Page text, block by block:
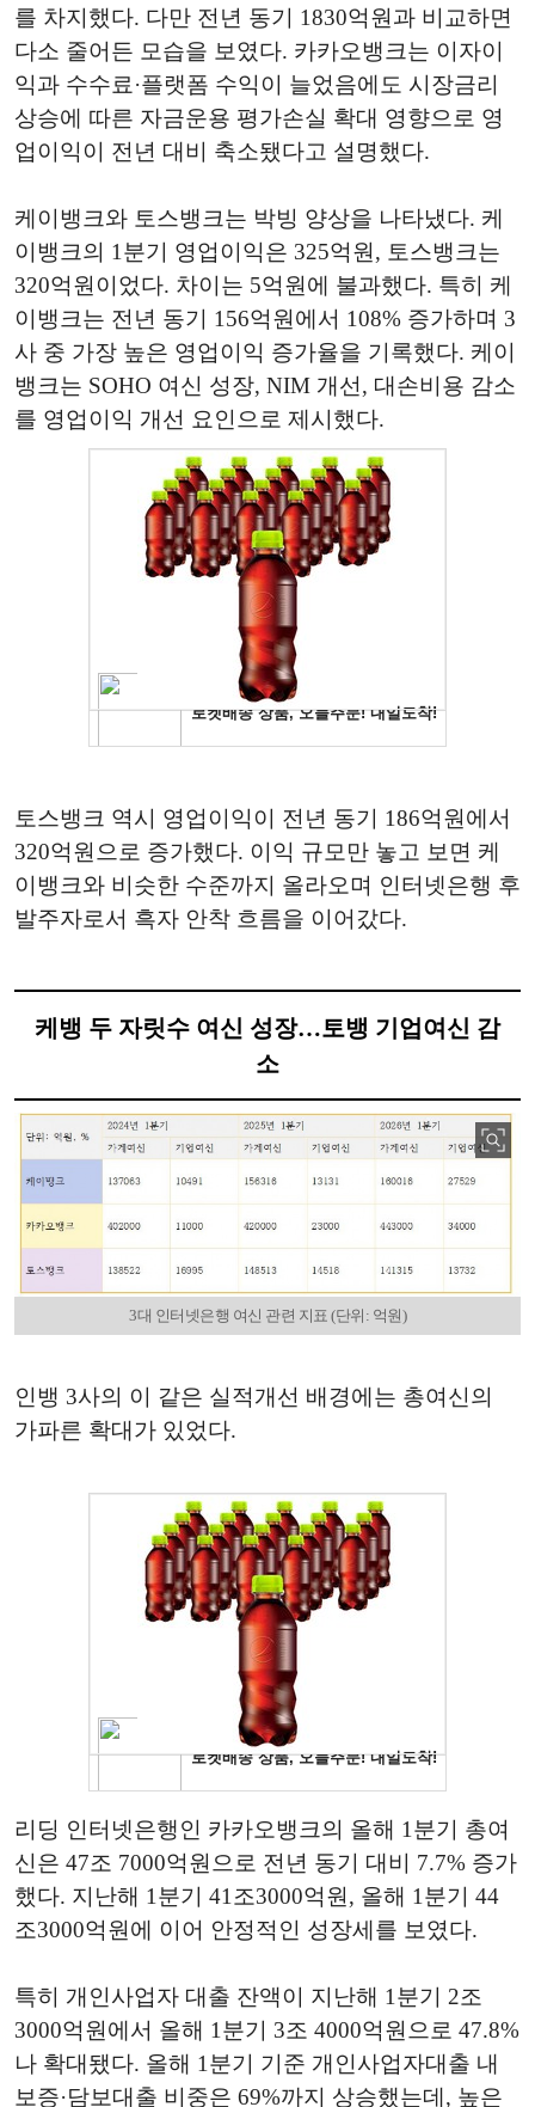
를 차지했다. 다만 전년 동기 1830억원과 비교하면
다소 줄어든 모습을 보였다. 카카오뱅크는 이자이
익과 수수료·플랫폼 수익이 늘었음에도 시장금리
상승에 따른 자금운용 평가손실 확대 영향으로 영
업이익이 전년 대비 축소됐다고 설명했다.
케이뱅크와 토스뱅크는 박빙 양상을 나타냈다. 케
이뱅크의 1분기 영업이익은 325억원, 토스뱅크는
320억원이었다. 차이는 5억원에 불과했다. 특히 케
이뱅크는 전년 동기 156억원에서 108% 증가하며 3
사 중 가장 높은 영업이익 증가율을 기록했다. 케이
뱅크는 SOHO 여신 성장, NIM 개선, 대손비용 감소
를 영업이익 개선 요인으로 제시했다.
토스뱅크 역시 영업이익이 전년 동기 186억원에서
320억원으로 증가했다. 이익 규모만 놓고 보면 케
이뱅크와 비슷한 수준까지 올라오며 인터넷은행 후
발주자로서 흑자 안착 흐름을 이어갔다.
케뱅 두 자릿수 여신 성장…토뱅 기업여신 감
소
3대 인터넷은행 여신 관련 지표 (단위: 억원)
인뱅 3사의 이 같은 실적개선 배경에는 총여신의
가파른 확대가 있었다.
리딩 인터넷은행인 카카오뱅크의 올해 1분기 총여
신은 47조 7000억원으로 전년 동기 대비 7.7% 증가
했다. 지난해 1분기 41조3000억원, 올해 1분기 44
조3000억원에 이어 안정적인 성장세를 보였다.
특히 개인사업자 대출 잔액이 지난해 1분기 2조
3000억원에서 올해 1분기 3조 4000억원으로 47.8%
나 확대됐다. 올해 1분기 기준 개인사업자대출 내
보증·담보대출 비중은 69%까지 상승했는데, 높은